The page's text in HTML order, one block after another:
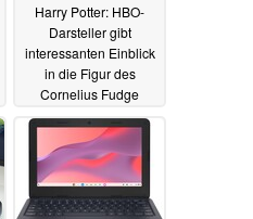
Harry Potter: HBO-
Darsteller gibt
interessanten Einblick
in die Figur des
Cornelius Fudge
07.07.2026